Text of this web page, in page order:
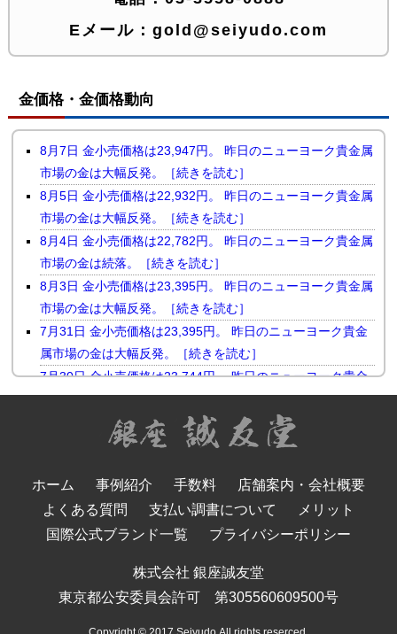
Eメール： gold@seiyudo.com
金価格・金価格動向
8月7日 金小売価格は23,947円。 昨日のニューヨーク貴金属
市場の金は大幅反発。［続きを読む］
8月5日 金小売価格は22,932円。 昨日のニューヨーク貴金属
市場の金は大幅反発。［続きを読む］
8月4日 金小売価格は22,782円。 昨日のニューヨーク貴金属
市場の金は続落。［続きを読む］
8月3日 金小売価格は23,395円。 昨日のニューヨーク貴金属
市場の金は大幅反発。［続きを読む］
7月31日 金小売価格は23,395円。 昨日のニューヨーク貴金
属市場の金は大幅反発。［続きを読む］
7月30日 金小売価格は23,744円。 昨日のニューヨーク貴金
属市場の金は小幅続落。［続きを読む］
7月29日 金小売価格は23,510円。 昨日のニューヨーク貴金
属市場の金は反落。［続きを読む］
属市場の金は続伸。［続きを読む］
7月27日 金小売価格は23,655円。 先週末のニューヨーク貴
金属市場の金は反発。［続きを読む］
属市場の金は大幅反落。［続きを読む］
7月23日 金小売価格は24,046円。 昨日のニューヨーク貴金
ホーム 事例紹介 手数料
店舗案内・会社概要
よくある質問
支払い調書について
メリット
国際公式ブランド一覧
プライバシーポリシー
株式会社 銀座誠友堂
東京都公安委員会許可 第305560609500号